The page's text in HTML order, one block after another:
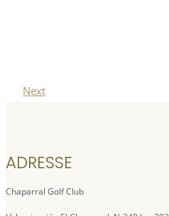
Next
ADRESSE
Chaparral Golf Club